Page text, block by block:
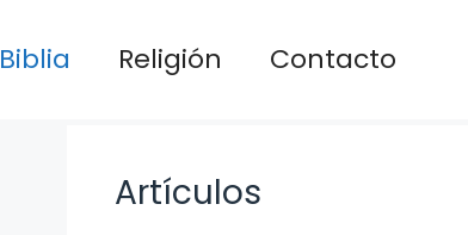
Biblia Religión Contacto
Artículos